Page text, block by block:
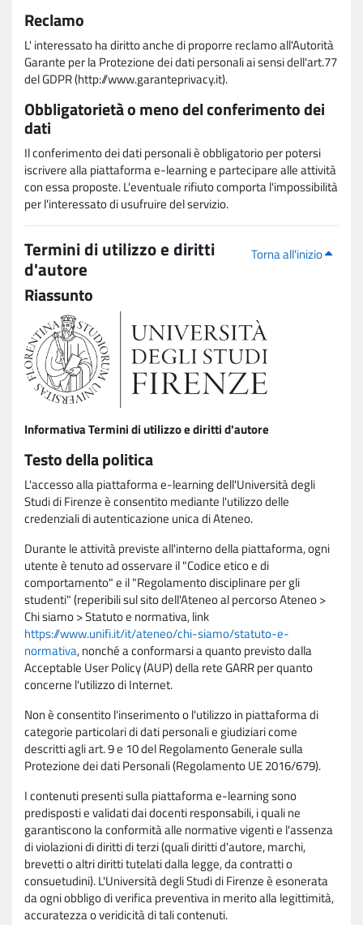
Reclamo
L' interessato ha diritto anche di proporre reclamo all'Autorità
Garante per la Protezione dei dati personali ai sensi dell'art.77
del GDPR (http://www.garanteprivacy.it).
Obbligatorietà o meno del conferimento dei
dati
Il conferimento dei dati personali è obbligatorio per potersi
iscrivere alla piattaforma e-learning e partecipare alle attività
con essa proposte. L'eventuale rifiuto comporta l'impossibilità
per l'interessato di usufruire del servizio.
Torna all'inizio
Termini di utilizzo e diritti
d'autore
Riassunto
Informativa Termini di utilizzo e diritti d'autore
Testo della politica
L'accesso alla piattaforma e-learning dell'Università degli
Studi di Firenze è consentito mediante l'utilizzo delle
credenziali di autenticazione unica di Ateneo.
Durante le attività previste all'interno della piattaforma, ogni
utente è tenuto ad osservare il "Codice etico e di
comportamento" e il "Regolamento disciplinare per gli
studenti" (reperibili sul sito dell'Ateneo al percorso Ateneo >
Chi siamo > Statuto e normativa, link
https://www.unifi.it/it/ateneo/chi-siamo/statuto-e-
normativa, nonché a conformarsi a quanto previsto dalla
Acceptable User Policy (AUP) della rete GARR per quanto
concerne l'utilizzo di Internet.
Non è consentito l'inserimento o l'utilizzo in piattaforma di
categorie particolari di dati personali e giudiziari come
descritti agli art. 9 e 10 del Regolamento Generale sulla
Protezione dei dati Personali (Regolamento UE 2016/679).
I contenuti presenti sulla piattaforma e-learning sono
predisposti e validati dai docenti responsabili, i quali ne
garantiscono la conformità alle normative vigenti e l'assenza
di violazioni di diritti di terzi (quali diritti d'autore, marchi,
brevetti o altri diritti tutelati dalla legge, da contratti o
consuetudini). L'Università degli Studi di Firenze è esonerata
da ogni obbligo di verifica preventiva in merito alla legittimità,
accuratezza o veridicità di tali contenuti.